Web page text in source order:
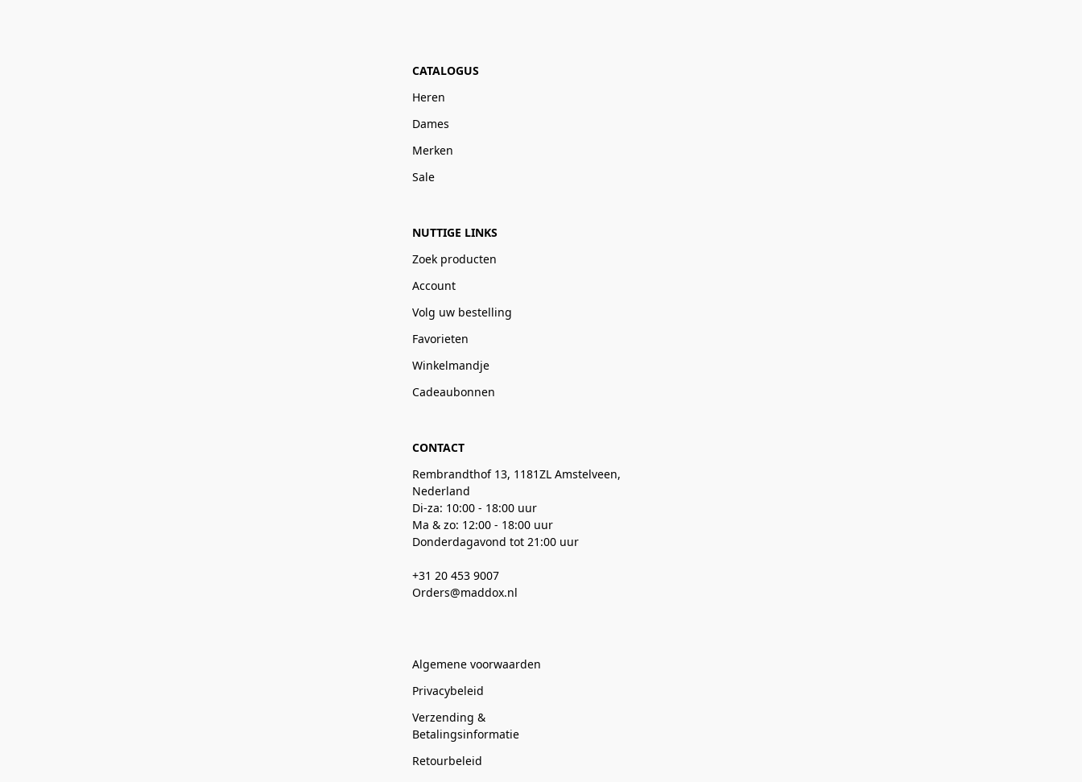
CATALOGUS
Heren
Dames
Merken
Sale
NUTTIGE LINKS
Zoek producten
Account
Volg uw bestelling
Favorieten
Winkelmandje
Cadeaubonnen
CONTACT
Rembrandthof 13, 1181ZL Amstelveen,
Nederland
Di-za: 10:00 - 18:00 uur
Ma & zo: 12:00 - 18:00 uur
Donderdagavond tot 21:00 uur
+31 20 453 9007
Orders@maddox.nl
Algemene voorwaarden
Privacybeleid
Verzending &
Betalingsinformatie
Retourbeleid